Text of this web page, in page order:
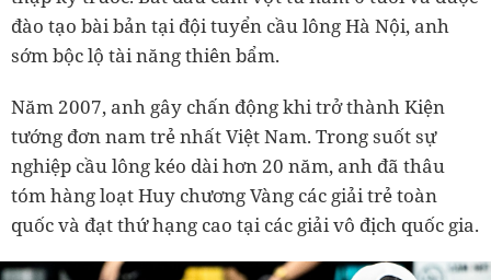
đào tạo bài bản tại đội tuyển cầu lông Hà Nội, anh
sớm bộc lộ tài năng thiên bẩm.
Năm 2007, anh gây chấn động khi trở thành Kiện
tướng đơn nam trẻ nhất Việt Nam. Trong suốt sự
nghiệp cầu lông kéo dài hơn 20 năm, anh đã thâu
tóm hàng loạt Huy chương Vàng các giải trẻ toàn
quốc và đạt thứ hạng cao tại các giải vô địch quốc gia.